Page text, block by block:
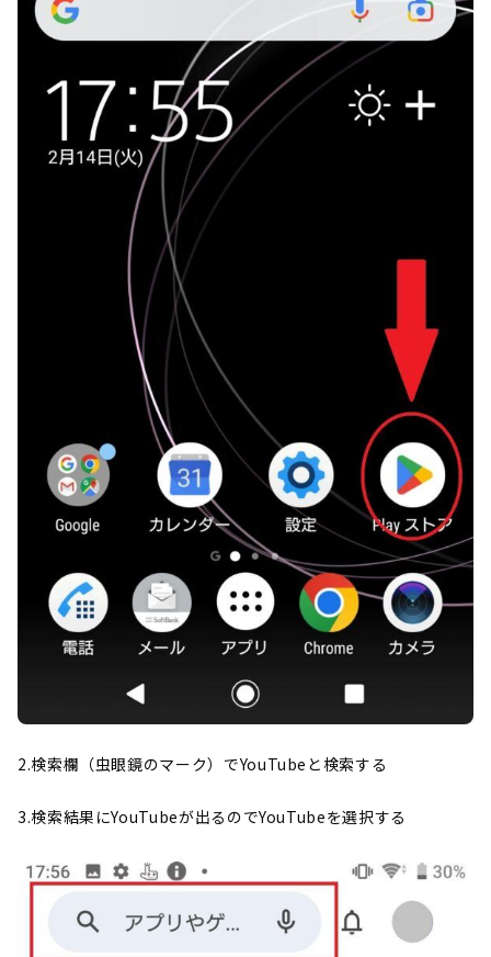
2.検索欄（虫眼鏡のマーク）でYouTubeと検索する
3.検索結果にYouTubeが出るのでYouTubeを選択する